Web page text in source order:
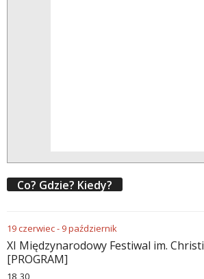
Co? Gdzie? Kiedy?
19czerwiec- 9październik
XI Międzynarodowy Festiwal im.
[PROGRAM]
18 30